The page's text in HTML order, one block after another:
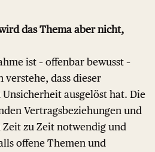
das Thema aber nicht,
ist – offenbar bewusst –
verstehe, dass dieser
ausgelöst hat. Die
Vertragsbeziehungen und
zu Zeit notwendig und
offene Themen und